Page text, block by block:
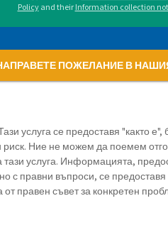
Policy and their Information collection
ПОЖЕЛАНИЕ В
услуга се предоставя "както
Ние не можем да поемем
тази услуга. Информацията,
с правни въпроси, се
правен съвет за конкретен